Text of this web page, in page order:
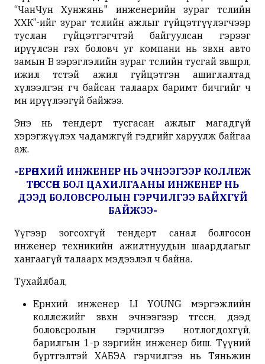
“ЧанЧун Хунжянь" инженерийн зураг төслийн
ХХК”-ийг зураг төслийн ажлыг гүйцэтгүүлэгчээр
туслан гүйцэтгэгчтэй байгуулсан гэрээг
ирүүлсэн гэх боловч уг компани нь зөвхөн авто
замын В зэрэглэлийн зураг төслийн тусгай зөвшөөрөл,
ижил төстэй ажил гүйцэтгэн ашиглалтад
хүлээлгэн өгч байсан талаарх баримт бичгийг ч
мөн ирүүлээгүй байжээ.
Энэ нь тендерт тусгасан ажлыг магадгүй
хэрэгжүүлэх чадамжгүй гэдгийг харуулж байгаа
аж.
-ЕРӨНХИЙ ИНЖЕНЕР НЬ ЭЧНЭЭГЭЭР КОЛЛЕЖ
ТӨГССӨН БОЛ ЦАХИЛГААНЫ ИНЖЕНЕР НЬ
ДЭЭД БОЛОВСРОЛЫН ГЭРЧИЛГЭЭ БАЙХГҮЙ
БАЙЖЭЭ-
Үүгээр зогсохгүй тендерт санал болгосон
инженер техникийн ажилтнуудын шаардлагыг
хангаагүй талаарх мэдээлэл ч байна.
Тухайлбал,
Ерөнхий инженер LI YOUNG мэргэжлийн
коллежийг зөвхөн эчнээгээр төгссөн, дээд
боловсролын гэрчилгээ нотлогдохгүй,
барилгын 1-р зэргийн инженер биш. Түүний
бүртгэлтэй ХАБЭА гэрчилгээ нь Тяньжин